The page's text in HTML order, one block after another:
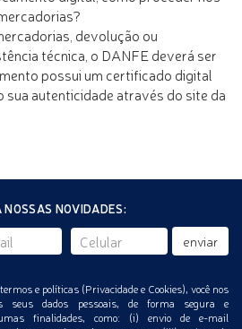
devolução ou
técnica, o DANFE deverá ser
possui um certificado digital
sua autenticidade através do site da
NOSSAS NOVIDADES:
enviar
e políticas (Privacidade e Cookies), você nos
seus dados pessoais, de forma segura e
finalidades, como: (i) envio de e-mail